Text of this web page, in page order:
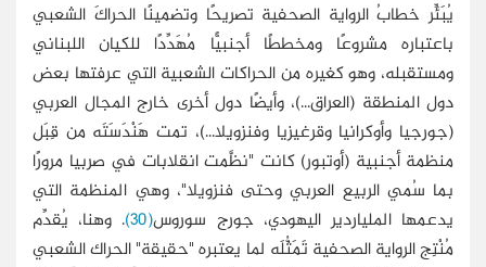
يُبَئِّر خطابُ الرواية الصحفية تصريحًا وتضمينًا الحراكَ الشعبي
باعتباره مشروعًا ومخططًا أجنبيًّا مُهَدِّدًا للكيان اللبناني
ومستقبله، وهو كغيره من الحراكات الشعبية التي عرفتها بعض
دول المنطقة (العراق...)، وأيضًا دول أخرى خارج المجال العربي
(جورجيا وأوكرانيا وقرغيزيا وفنزويلا...)، تمت هَنْدَسَتَه من قِبَل
منظمة أجنبية (أوتبور) كانت "نظَّمت انقلابات في صربيا مرورًا
بما سُمي الربيع العربي وحتى فنزويلا"، وهي المنظمة التي
يدعمها الملياردير اليهودي، جورج سوروس(30)
. وهنا، يُقدِّم
مُنْتِج الرواية الصحفية تَمَثُّلَه لما يعتبره "حقيقة" الحراك الشعبي